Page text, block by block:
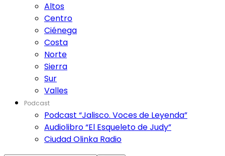
Altos
Centro
Ciénega
Costa
Norte
Sierra
Sur
Valles
Podcast
Podcast “Jalisco. Voces de Leyenda”
Audiolibro “El Esqueleto de Judy”
Ciudad Olinka Radio